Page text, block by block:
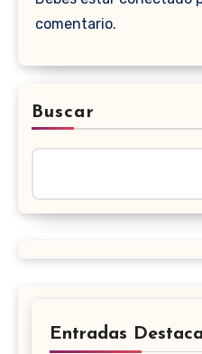
comentario.
Buscar
Entradas